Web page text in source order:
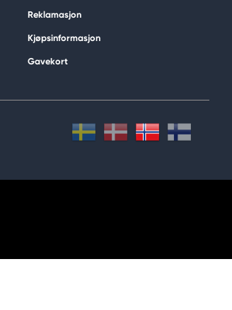
Reklamasjon
Kjøpsinformasjon
Gavekort